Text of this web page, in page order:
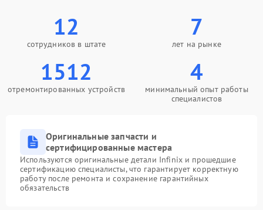
12
сотрудников в штате
7
лет на рынке
1512
отремонтированных устройств
4
минимальный опыт работы
специалистов
Оригинальные запчасти и
сертифицированные мастера
Используются оригинальные детали Infinix и прошедшие
сертификацию специалисты, что гарантирует корректную
работу после ремонта и сохранение гарантийных
обязательств